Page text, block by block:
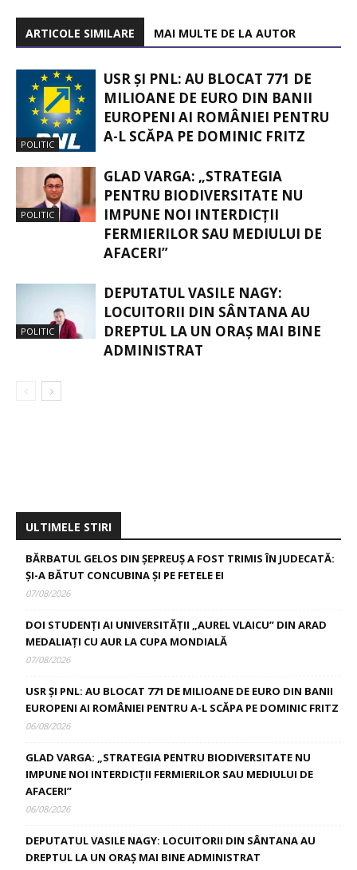
ARTICOLE SIMILARE MAI MULTE DE LA AUTOR
POLITIC
USR ȘI PNL: AU BLOCAT 771 DE
MILIOANE DE EURO DIN BANII
EUROPENI AI ROMÂNIEI PENTRU
A-L SCĂPA PE DOMINIC FRITZ
POLITIC
GLAD VARGA: „STRATEGIA
PENTRU BIODIVERSITATE NU
IMPUNE NOI INTERDICȚII
FERMIERILOR SAU MEDIULUI DE
AFACERI”
POLITIC
DEPUTATUL VASILE NAGY:
LOCUITORII DIN SÂNTANA AU
DREPTUL LA UN ORAȘ MAI BINE
ADMINISTRAT
ULTIMELE STIRI
BĂRBATUL GELOS DIN ȘEPREUȘ A FOST TRIMIS ÎN JUDECATĂ:
ȘI-A BĂTUT CONCUBINA ȘI PE FETELE EI
07/08/2026
DOI STUDENȚI AI UNIVERSITĂȚII „AUREL VLAICU” DIN ARAD
MEDALIAȚI CU AUR LA CUPA MONDIALĂ
07/08/2026
USR ȘI PNL: AU BLOCAT 771 DE MILIOANE DE EURO DIN BANII
EUROPENI AI ROMÂNIEI PENTRU A-L SCĂPA PE DOMINIC FRITZ
06/08/2026
GLAD VARGA: „STRATEGIA PENTRU BIODIVERSITATE NU
IMPUNE NOI INTERDICȚII FERMIERILOR SAU MEDIULUI DE
AFACERI”
06/08/2026
DEPUTATUL VASILE NAGY: LOCUITORII DIN SÂNTANA AU
DREPTUL LA UN ORAȘ MAI BINE ADMINISTRAT